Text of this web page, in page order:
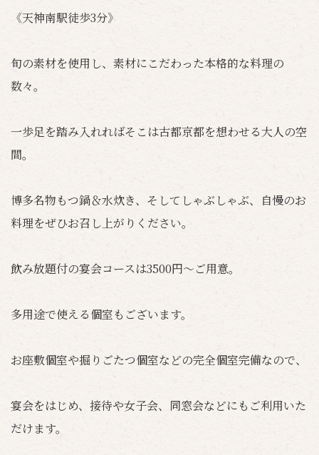
《天神南駅徒歩3分》
旬の素材を使用し、素材にこだわった本格的な料理の
数々。
一歩足を踏み入れればそこは古都京都を想わせる大人の空
間。
博多名物もつ鍋＆水炊き、そしてしゃぶしゃぶ、自慢のお
料理をぜひお召し上がりください。
飲み放題付の宴会コースは3500円～ご用意。
多用途で使える個室もございます。
お座敷個室や掘りごたつ個室などの完全個室完備なので、
宴会をはじめ、接待や女子会、同窓会などにもご利用いた
だけます。